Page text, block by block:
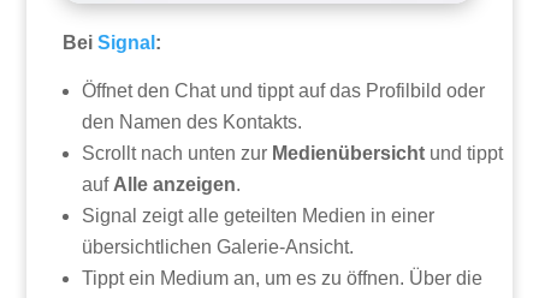
BeiSignal :
Öffnet den Chat und tippt auf das Profilbild oder
den Namen des Kontakts.
Scrollt nach unten zur Medienübersicht und tippt
auf Alle anzeigen.
Signal zeigt alle geteilten Medien in einer
übersichtlichen Galerie-Ansicht.
Tippt ein Medium an, um es zu öffnen. Über die